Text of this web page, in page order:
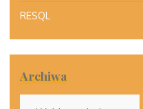
RESQL
Archiwa